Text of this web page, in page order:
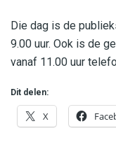
Die dag is de
9.00 uur. Ook is de
vanaf 11.00 uur
Dit delen:
X